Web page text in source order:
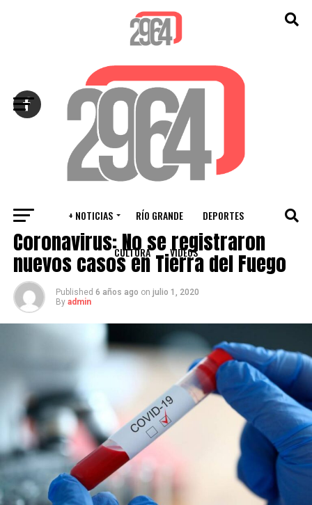
+ NOTICIAS RÍO GRANDE DEPORTES
CULTURA VIDEOS
VARIOS
Coronavirus: No se registraron
nuevos casos en Tierra del Fuego
Published 6 años ago on julio 1, 2020
By admin
Salir de la versión móvil